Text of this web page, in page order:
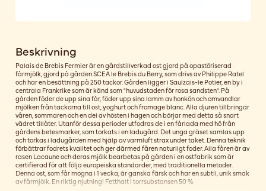
Beskrivning
Palais de Brebis Fermier är en gårdstillverkad ost gjord på opastöriserad
fårmjölk, gjord på gården SCEA le Brebis du Berry, som drivs av Philippe Ratel
och har en besättning på 250 tackor. Gården ligger i Saulzais-le Potier, en by i
centrala Frankrike som är känd som "huvudstaden för rosa sandsten". På
gården föder de upp sina får, föder upp sina lamm av honkön och omvandlar
mjölken från tackorna till ost, yoghurt och fromage blanc. Alla djuren tillbringar
våren, sommaren och en del av hösten i hagen och börjar med detta så snart
vädret tillåter. Utanför dessa perioder utfodras de i en fårlada med hö från
gårdens betesmarker, som torkats i en ladugård. Det unga gräset samlas upp
och torkas i ladugården med hjälp av varmluft strax under taket. Denna teknik
förbättrar fodrets kvalitet och ger därmed fåren naturligt foder. Alla fåren är av
rasen Lacaune och deras mjölk bearbetas på gården i en ostfabrik som är
certifierad för att följa europeiska standarder, med traditionella metoder.
Denna ost, som får mogna i 1 vecka, är ganska färsk och har en subtil, unik smak
av fårmjölk. En riktig njutning! Fetthalt i torrsubstansen 50 %